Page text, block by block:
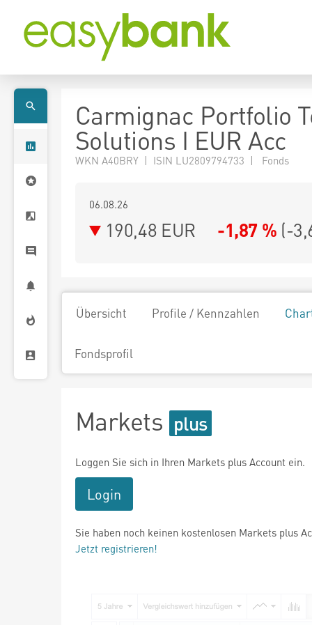
Carmignac Portfolio
Solutions I EUR Acc
WKN A40BRY | ISIN LU2809794733 | Fonds
06.08.26
190,48 EUR -1,87 % (-
Übersicht Profile / Kennzahlen
Fondsprofil
Markets
Loggen Sie sich in Ihren Markets plus Account ein.
Login
Sie haben noch keinen kostenlosen Markets plus
Jetzt registrieren!